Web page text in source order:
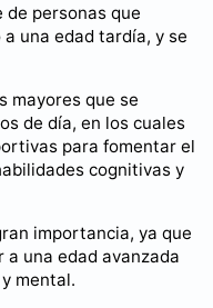
personas que
una edad tardía, y se
mayores que se
de día, en los cuales
para fomentar el
cognitivas y
importancia, ya que
una edad avanzada
mental.